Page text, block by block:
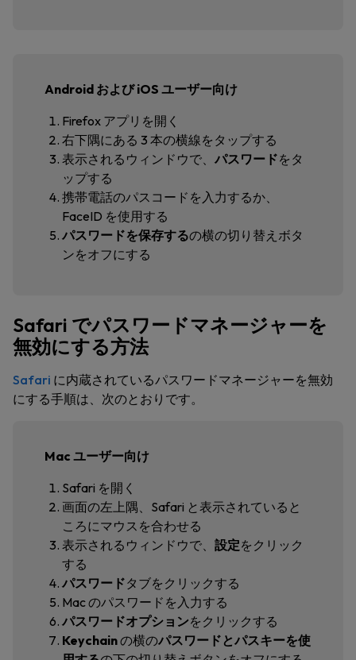
Android および iOS ユーザー向け
Firefox アプリを開く
右下隅にある 3 本の横線をタップする
表示されるウィンドウで、 パスワードをタ
ップする
携帯電話のパスコードを入力するか、
FaceID を使用する
パスワードを保存するの横の切り替えボタ
ンをオフにする
Safari でパスワードマネージャーを
無効にする方法
Safari に内蔵されているパスワードマネージャーを無効
にする手順は、次のとおりです。
Mac ユーザー向け
Safari を開く
画面の左上隅、Safari と表示されていると
ころにマウスを合わせる
表示されるウィンドウで、 設定をクリック
する
パスワードタブを クリックする
Mac のパスワードを入力する
パスワードオプションをクリックする
Keychainの横のパスワードとパスキーを使